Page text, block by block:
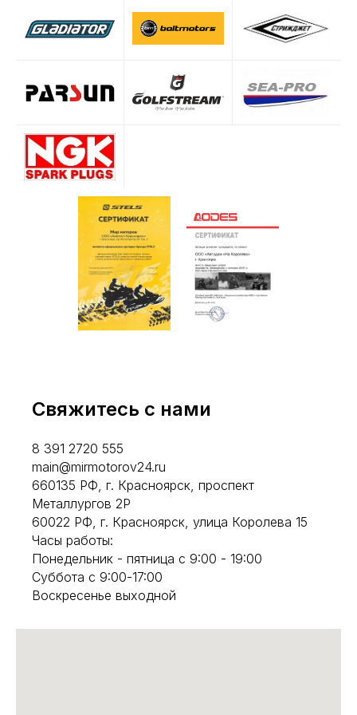
Свяжитесь с нами
8 391 2720 555
main@mirmotorov24.ru
660135 РФ, г. Красноярск, проспект
Металлургов 2Р
60022 РФ, г. Красноярск, улица Королева 15
Часы работы:
Понедельник - пятница с 9:00 - 19:00
Суббота с 9:00-17:00
Воскресенье выходной